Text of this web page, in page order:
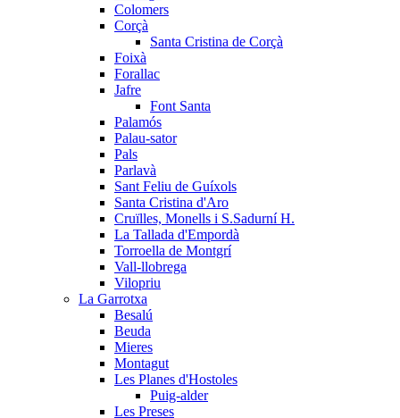
Colomers
Corçà
Santa Cristina de Corçà
Foixà
Forallac
Jafre
Font Santa
Palamós
Palau-sator
Pals
Parlavà
Sant Feliu de Guíxols
Santa Cristina d'Aro
Cruïlles, Monells i S.Sadurní H.
La Tallada d'Empordà
Torroella de Montgrí
Vall-llobrega
Vilopriu
La Garrotxa
Besalú
Beuda
Mieres
Montagut
Les Planes d'Hostoles
Puig-alder
Les Preses